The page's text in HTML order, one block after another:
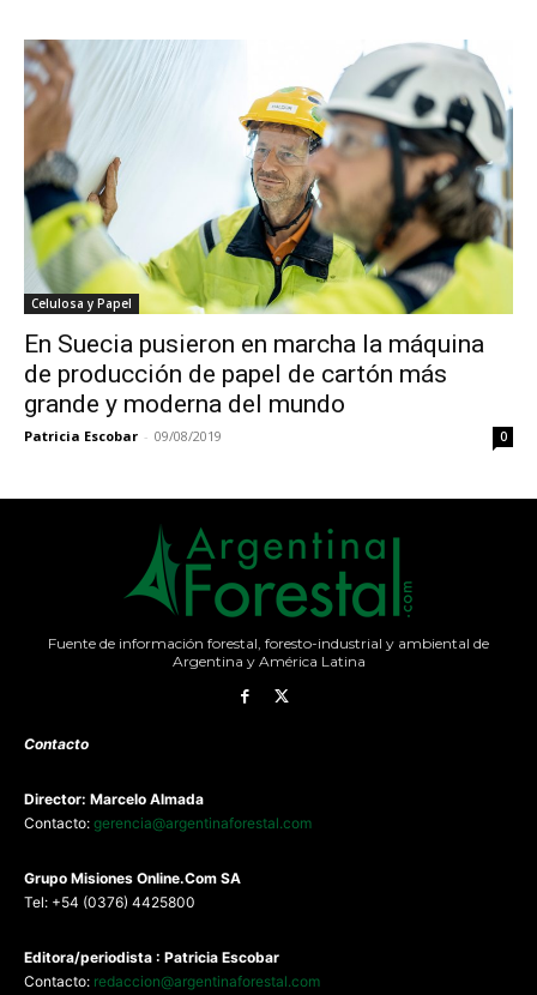
Celulosa y Papel
En Suecia pusieron en marcha la máquina
de producción de papel de cartón más
grande y moderna del mundo
Patricia Escobar - 09/08/2019 0
Fuente de información forestal, foresto-industrial y ambiental de
Argentina y América Latina
Contacto
Director: Marcelo Almada
Contacto: gerencia@argentinaforestal.com
Grupo Misiones Online.Com SA
Tel: +54 (0376) 4425800
Editora/periodista : Patricia Escobar
Contacto: redaccion@argentinaforestal.com